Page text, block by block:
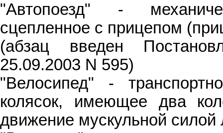
"Автопоезд" -
сцепленное с прицепом
(абзац введен
25.09.2003 N 595)
"Велосипед" -
колясок, имеющее два
движение мускульной